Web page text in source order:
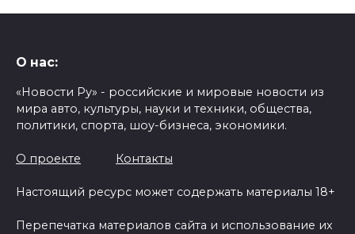
О нас:
«Новости Ру» - российские и мировые новости из
мира авто, культуры, науки и техники, общества,
политики, спорта, шоу-бизнеса, экономики.
О проекте Контакты
Настоящий ресурс может содержать материалы 18+
Перепечатка материалов сайта и использование их